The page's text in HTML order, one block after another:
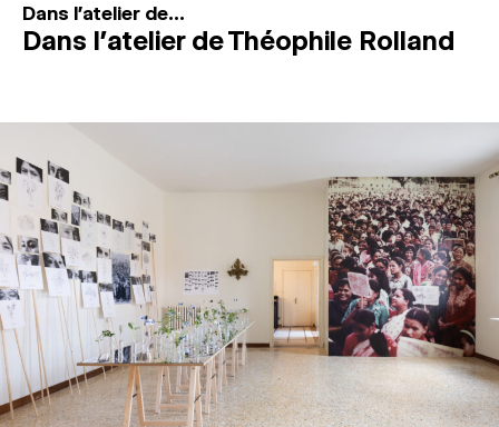
Dans l'atelier de...
Dans l’atelier de Théophile Rolland